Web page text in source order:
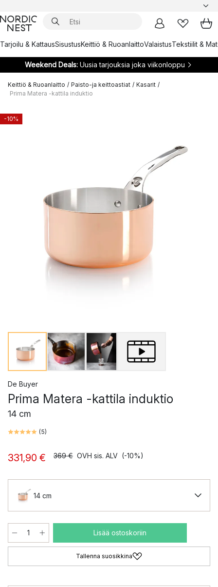
Tarjoilu & KattausSisustusKeittiö & RuoanlaittoValaistusTekstiilit &
Weekend Deals:Uusia tarjouksia joka viikonloppu
Keittiö & Ruoanlaitto / Paisto-ja keittoastiat / Kasarit /
Prima Matera -kattila induktio
-10%
De Buyer
Prima Matera -kattila induktio
14 cm
(5)
331,90 € 369 € OVH sis. ALV (-10%)
14 cm
Lisää ostoskoriin
Tallenna suosikkina